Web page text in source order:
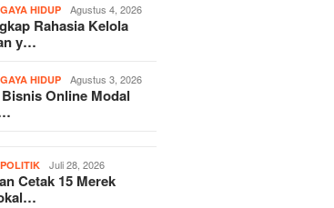
,GAYA HIDUP Agustus 4, 2026
Rahasia Kelola
y…
,GAYA HIDUP Agustus 3, 2026
Online Modal
,POLITIK Juli 28, 2026
Cetak 15 Merek